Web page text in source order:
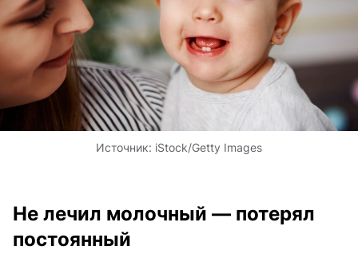
Источник: iStock/Getty Images
Не лечил молочный — потерял
постоянный